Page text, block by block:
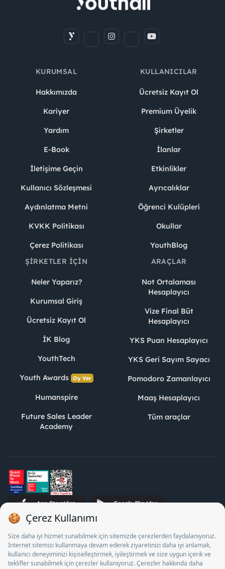
KURUMSAL
Hakkımızda
Kariyer
Yardım
E-Book
İletişime Geçin
Kullanıcı Sözleşmesi
Aydınlatma Metni
KVKK Politikası
Çerez Politikası
KULLANICILAR
Ücretsiz Kayıt Ol
Premium Üyelik
Şirketler
İlanlar
Etkinlikler
Ayrıcalıklar
Öğrenci Kulüpleri
Okullar
YouthBlog
ŞIRKETLER İÇIN
Neler Yaparız?
Kurumsal Giriş
Ücretsiz Kayıt Ol
İK Blog
YouthTech
Youth Awards Oy Ver
Humanspire
Future Sales Leader
Academy
ARAÇLAR
Not Ortalaması
Hesaplayıcı
Vize Final Büt
Hesaplayıcı
YKS Puan Hesaplayıcı
YKS Geri Sayım Sayacı
Pomodoro Zamanlayıcı
Maaş Hesaplayıcı
Tüm araçlar
STJ İnsan Kaynakları Bilişim ve Danışmanlık A.Ş. Özel İstihdam
Bürosu Olarak 13/05/2025 - 12/05/2028 tarihleri arasında
faaliyette bulunmak üzere, Türkiye İş Kurumu tarafından